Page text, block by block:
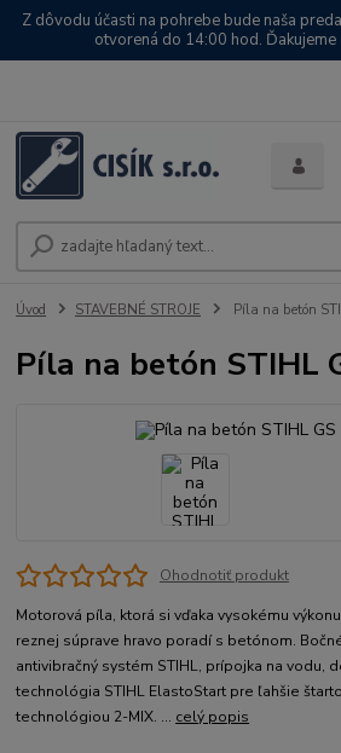
Z dôvodu účasti na pohrebe bude naša
otvorená do 14:00 hod. Ďakujeme
Úvod STAVEBNÉ STROJE Píla na betón
Píla na betón STIHL
Ohodnotiť produkt
Motorová píla, ktorá si vďaka vysokému
reznej súprave hravo poradí s betónom.
antivibračný systém STIHL, prípojka na vodu,
technológia STIHL ElastoStart pre ľahšie
technológiou 2-MIX. ... celý popis